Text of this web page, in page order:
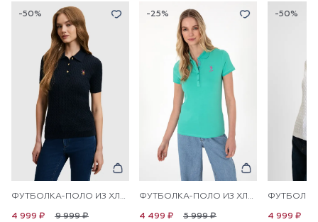
-50%
ФУТБОЛКА-ПОЛО ИЗ ХЛОПКА С УЗОРОМ КОСЫ
9 999 ₽
4 999 ₽
-25%
ФУТБОЛКА-ПОЛО ИЗ ХЛОПКА С ПРИНТОМ НА ПЛАНКЕ
5 999 ₽
4 499 ₽
-50%
4 999 ₽